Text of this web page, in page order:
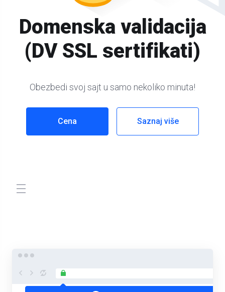
Domenska validacija
(DV SSL sertifikati)
Obezbedi svoj sajt u samo nekoliko minuta!
Cena Saznaj više
Uključi navigaciju